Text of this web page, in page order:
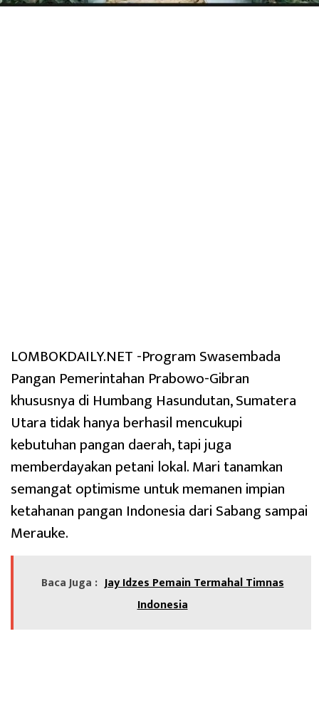
LOMBOKDAILY.NET -Program Swasembada
Pangan Pemerintahan Prabowo-Gibran
khususnya di Humbang Hasundutan, Sumatera
Utara tidak hanya berhasil mencukupi
kebutuhan pangan daerah, tapi juga
memberdayakan petani lokal. Mari tanamkan
semangat optimisme untuk memanen impian
ketahanan pangan Indonesia dari Sabang sampai
Merauke.
Baca Juga : Jay Idzes Pemain Termahal Timnas
Indonesia